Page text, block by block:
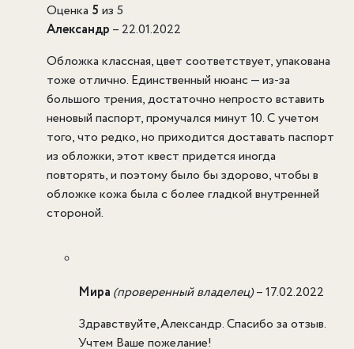
Оценка 5 из 5
Александр – 22.01.2022
Обложка классная, цвет соответствует, упакована
тоже отлично. Единственный нюанс — из-за
большого трения, достаточно непросто вставить
неновый паспорт, промучался минут 10. С учетом
того, что редко, но приходится доставать паспорт
из обложки, этот квест придется иногда
повторять, и поэтому было бы здорово, чтобы в
обложке кожа была с более гладкой внутренней
стороной.
Мира (проверенный владелец)–17.02.2022
Здравствуйте,Александр. Спасибо за отзыв.
Учтем Ваше пожелание!